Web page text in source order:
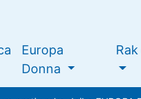
Europa
Donna